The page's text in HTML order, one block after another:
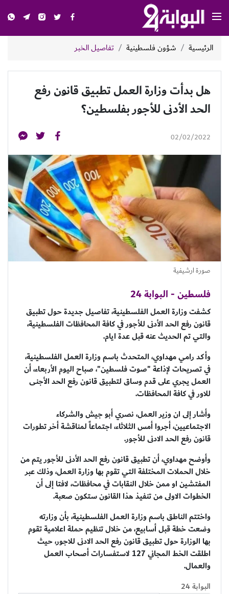
الرئيسية شؤون فلسطينية تفاصيل الخبر
هل بدأت وزارة العمل تطبيق قانون رفع
الحد الأدنى للأجور بفلسطين؟
02/02/2022
صورة ارشيفية
فلسطين - البوابة 24
كشفت وزارة العمل الفلسطينية، تفاصيل جديدة حول تطبيق
قانون رفع الحد الأدنى للأجور في كافة المحافظات الفلسطينية،
والتي تم الحديث عنه قبل عدة ايام.
وأكد رامي مهداوي، المتحدث باسم وزارة العمل الفلسطينية،
في تصريحات لإذاعة "صوت فلسطين"، صباح اليوم الأربعاء، أن
العمل يجري على قدم وساق لتطبيق قانون رفع الحد الأجنى
للاور في كافة المحافظات.
وأشار إلى ان وزير العمل، نصري أبو جيش والشركاء
الاجتماعيين، أجروا أمس الثلاثاء، اجتماعاً لمناقشة أخر تطورات
قانون رفع الحد الادنى للأجور.
وأوضح مهداوي، أن تطبيق قانون رفع الحد الأدنى للأجور يتم من
خلال الحملات المختلفة التي تقوم بها وزارة العمل، وذلك عبر
المفتشين او ممن خلال النقابات في محافظات، لافتا إلى أن
الخطوات الاولى من تنفيذ هذا القانون ستكون صعبة.
واختتم الناطق باسم وزارة العمل الفلسطينية، بأن وزارته
وضعت خطة قبل أسابيع، من خلال تنظيم حملة اعلامية تقوم
بها الوزارة حول تطبيق قانون رفع الحد الادنى للاجور، حيث
اطلقت الخط المجاني 127 لاستفسارات أصحاب العمل
والعمال.
البوابة 24